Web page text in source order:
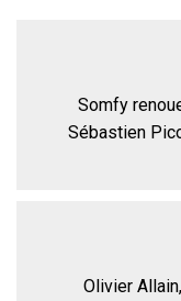
Somfy
Sébastien
Olivier